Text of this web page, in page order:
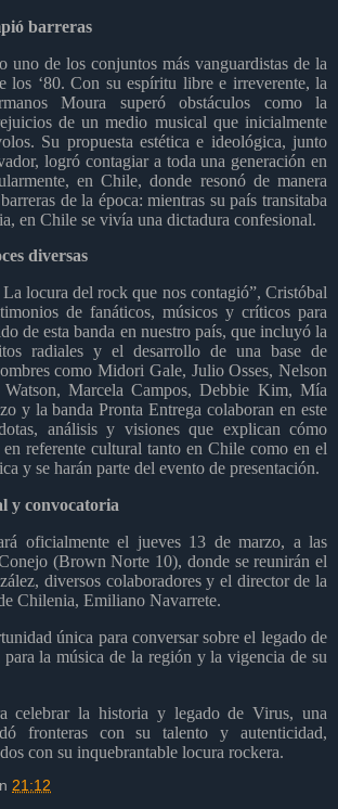
barreras
uno de los conjuntos más vanguardistas de la
los ‘80. Con su espíritu libre e irreverente, la
Moura superó obstáculos como la
de un medio musical que inicialmente
Su propuesta estética e ideológica, junto
logró contagiar a toda una generación en
en Chile, donde resonó de manera
de la época: mientras su país transitaba
en Chile se vivía una dictadura confesional.
diversas
locura del rock que nos contagió”, Cristóbal
de fanáticos, músicos y críticos para
de esta banda en nuestro país, que incluyó la
radiales y el desarrollo de una base de
como Midori Gale, Julio Osses, Nelson
Watson, Marcela Campos, Debbie Kim, Mía
y la banda Pronta Entrega colaboran en este
análisis y visiones que explican cómo
referente cultural tanto en Chile como en el
y se harán parte del evento de presentación.
y convocatoria
oficialmente el jueves 13 de marzo, a las
(Brown Norte 10), donde se reunirán el
diversos colaboradores y el director de la
Chilenia, Emiliano Navarrete.
única para conversar sobre el legado de
la música de la región y la vigencia de su
celebrar la historia y legado de Virus, una
fronteras con su talento y autenticidad,
con su inquebrantable locura rockera.
21:12